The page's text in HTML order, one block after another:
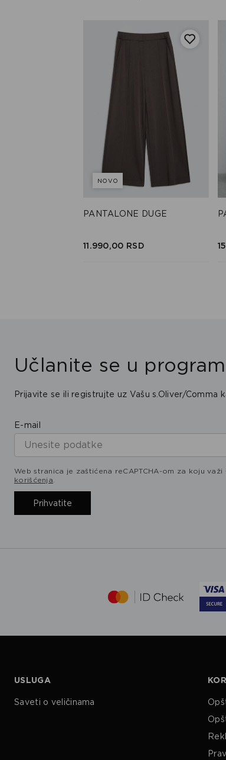
NOVO
PANTALONE DUGE
11.990,00 RSD
Učlanite se u
Prijavite se ili registrujte uz Vašu s.Oliver/Comma
E-mail
Web stranica je zaštićena reCAPTCHA-om za koju važi
korišćenja
Prihvatite
USLUGA
Saveti o veličinama